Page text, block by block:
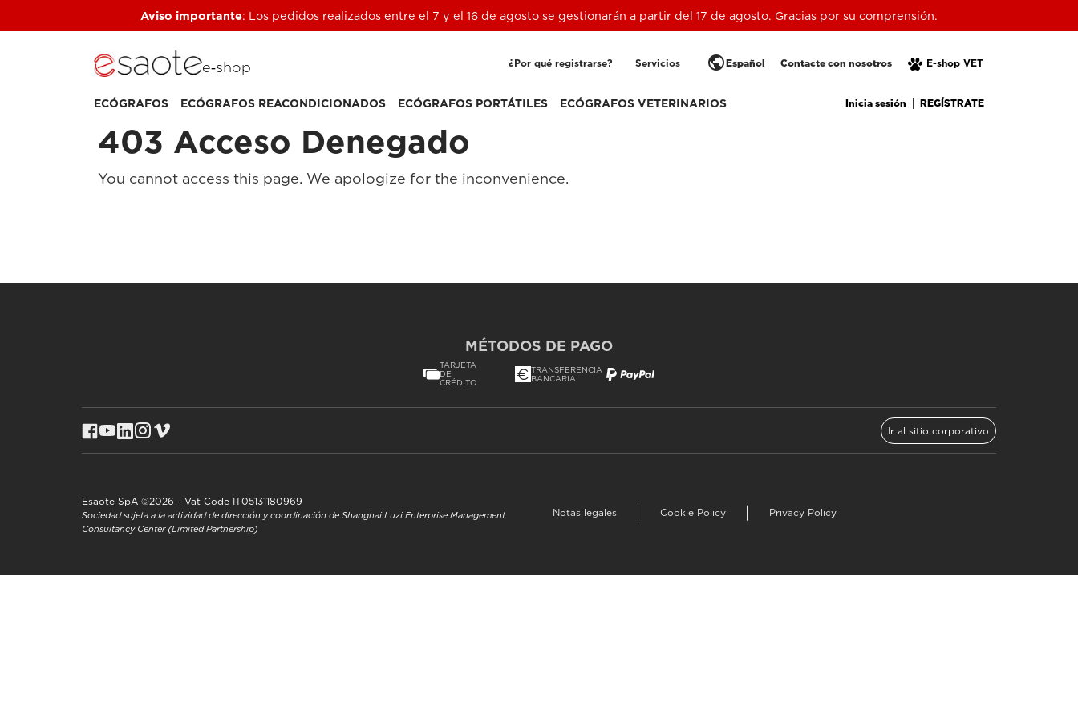
Aviso importante: Los pedidos realizados entre el 7 y el 16 de agosto se gestionarán a partir del 17 de agosto. Gracias por su comprensión.
e‑shop ¿Por qué registrarse? Servicios E-shop VET
Contacte con nosotros
publicEspañol
ECÓGRAFOS ECÓGRAFOS REACONDICIONADOS ECÓGRAFOS PORTÁTILES ECÓGRAFOS VETERINARIOS Inicia sesión REGÍSTRATE
403 Acceso Denegado
You cannot access this page. We apologize for the inconvenience.
MÉTODOS DE PAGO
TARJETA
DE
CRÉDITO
TRANSFERENCIA
BANCARIA
Ir al sitio corporativo
Esaote SpA ©2026 - Vat Code IT05131180969
Sociedad sujeta a la actividad de dirección y coordinación de Shanghai Luzi Enterprise Management
Consultancy Center (Limited Partnership)
Notas legales Cookie Policy Privacy Policy